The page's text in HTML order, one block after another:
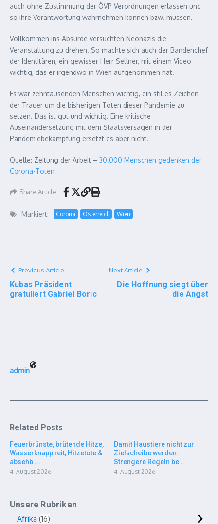
auch ohne Zustimmung der ÖVP Verordnungen erlassen und
so ihre Verantwortung wahrnehmen können bzw. müssen.
Vollkommen ins Absurde versuchten Neonazis die
Veranstaltung zu drehen. So machte sich auch der Bandenchef
der Identitären, ein gewisser Herr Sellner, mit einem Video
wichtig, das er irgendwo in Wien aufgenommen hat.
Es war zehntausenden Menschen wichtig, ein stilles Zeichen
der Trauer um die bisherigen Toten dieser Pandemie zu
setzen. Das ist gut und wichtig. Eine kritische
Auseinandersetzung mit dem Staatsversagen in der
Pandemiebekämpfung ersetzt es aber nicht.
Quelle: Zeitung der Arbeit – 30.000 Menschen gedenken der
Corona-Toten
Share Article
Markiert: Corona Österreich Wien
Previous Article
Kubas Präsident
gratuliert Gabriel Boric
Next Article
Die Hoffnung siegt über
die Angst
admin
Related Posts
Feuerbrünste, brütende Hitze,
Wasserknappheit, Hitzetote &
absehb ...
4. August 2026
Damit Haustiere nicht zur
Zielscheibe werden:
Strengere Regeln be ...
4. August 2026
Unsere Rubriken
Afrika 16